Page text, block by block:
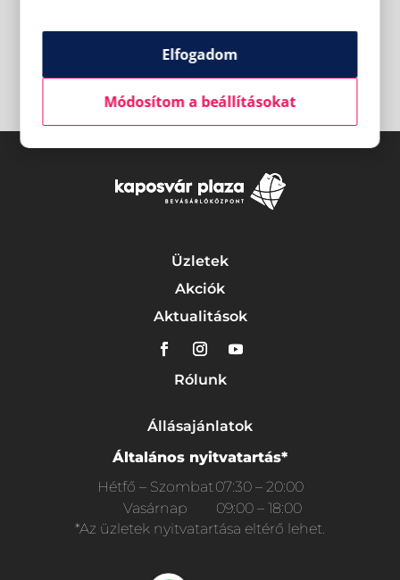
Üzletek
Akciók
Aktualitások
Rólunk
Állásajánlatok
Általános nyitvatartás*
Hétfő – Szombat07:30 – 20:00
Vasárnap
09:00 – 18:00
*Az üzletek nyitvatartása eltérő lehet.
Elfogadom
Módosítom a beállításokat